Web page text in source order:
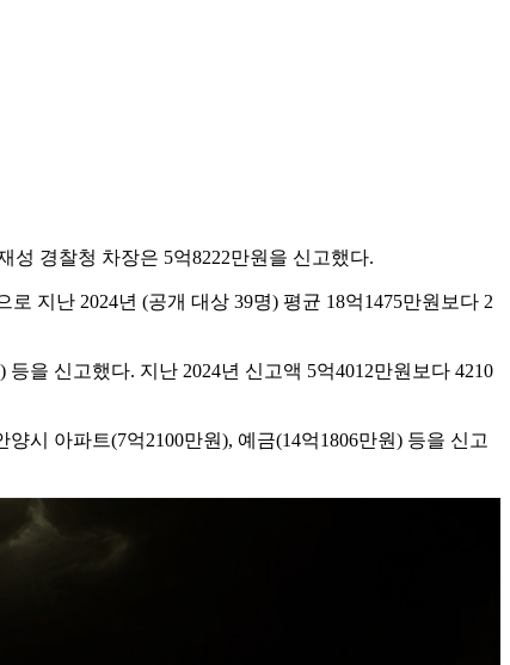
성 경찰청 차장은 5억8222만원을 신고했다.
지난 2024년 (공개 대상 39명) 평균 18억1475만원보다 2
을 신고했다. 지난 2024년 신고액 5억4012만원보다 4210
시 아파트(7억2100만원), 예금(14억1806만원) 등을 신고